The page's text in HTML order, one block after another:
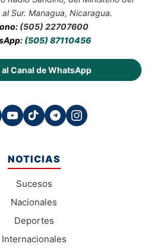
Sur. Managua, Nicaragua.
(505) 22707600
(505) 87110456
al Canal de WhatsApp
NOTICIAS
Sucesos
Nacionales
Deportes
Internacionales